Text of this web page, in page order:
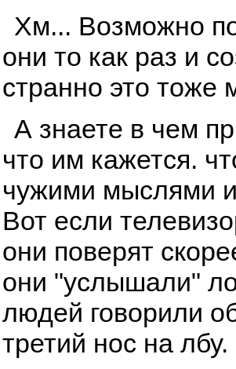
Хм... Возможно
они то как раз и
странно это
А знаете в чем
что им кажется.
чужими мыслями и
Вот если
они поверят
они "услышали"
людей говорили
третий нос на лбу.